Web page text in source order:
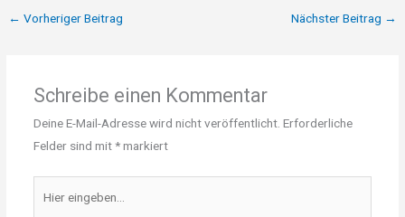
← Vorheriger Beitrag Nächster Beitrag →
Schreibe einen Kommentar
Deine E-Mail-Adresse wird nicht veröffentlicht. Erforderliche
Felder sind mit*markiert
eingeben…